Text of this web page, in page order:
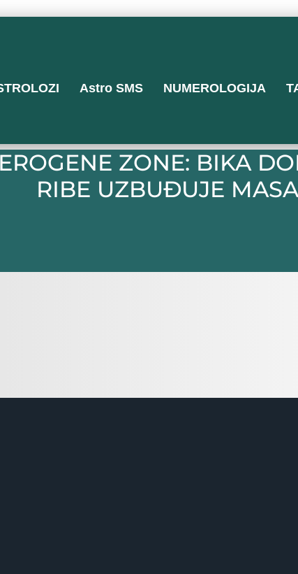
Astro SMS NUMEROLOGIJA
ZONE: BIKA
RIBE UZBUĐUJE